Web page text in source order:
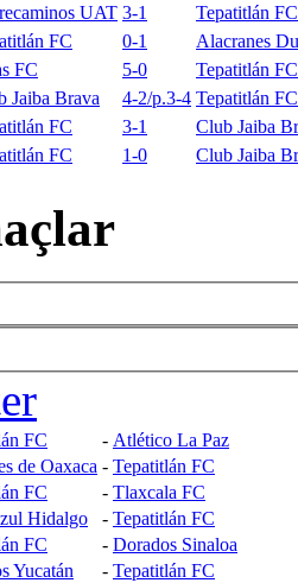
UAT 3-1
Tepatitlán FC
FC 0-1
Alacranes
FC 5-0
Tepatitlán FC
Jaiba Brava 4-2/p.3-4 Tepatitlán FC
FC 3-1
Club Jaiba
FC 1-0 Club Jaiba
FC - Atlético La Paz
de Oaxaca - Tepatitlán FC
FC - Tlaxcala FC
Hidalgo - Tepatitlán FC
FC - Dorados Sinaloa
Yucatán - Tepatitlán FC